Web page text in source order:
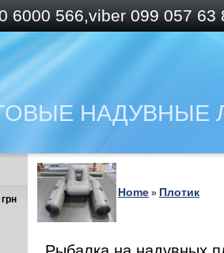
6000 566,viber 099 057
НАДУВНЫЕ
Home » Плотик